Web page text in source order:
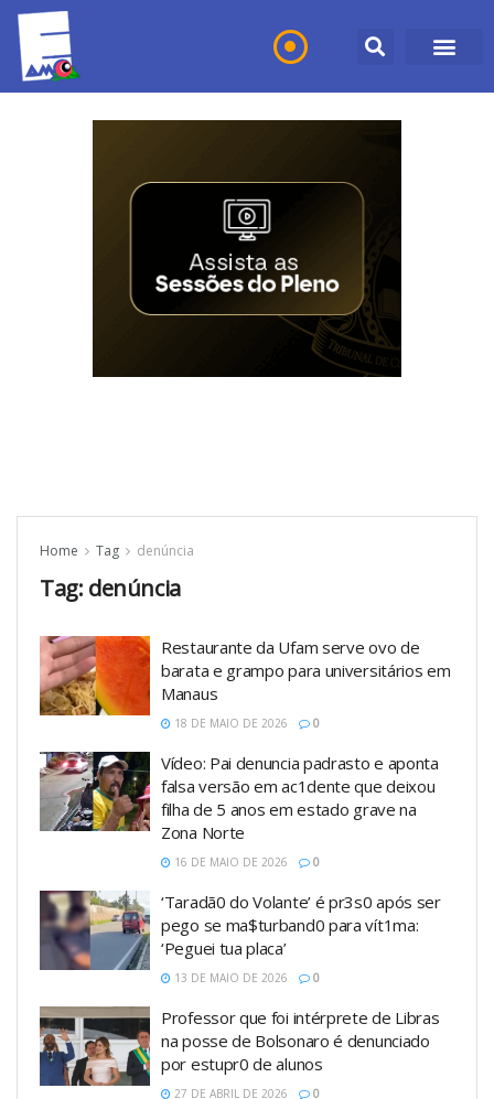
Home Tag denúncia
Tag: denúncia
Restaurante da Ufam serve ovo de
barata e grampo para universitários em
Manaus
18 DE MAIO DE 2026 0
Vídeo: Pai denuncia padrasto e aponta
falsa versão em ac1dente que deixou
filha de 5 anos em estado grave na
Zona Norte
16 DE MAIO DE 2026 0
‘Taradã0 do Volante’ é pr3s0 após ser
pego se ma$turband0 para vít1ma:
‘Peguei tua placa’
13 DE MAIO DE 2026 0
Professor que foi intérprete de Libras
na posse de Bolsonaro é denunciado
por estupr0 de alunos
27 DE ABRIL DE 2026 0